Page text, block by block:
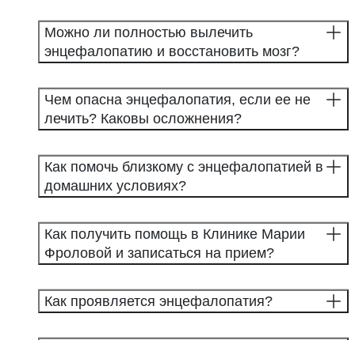
Можно ли полностью вылечить
энцефалопатию и восстановить мозг?
Чем опасна энцефалопатия, если ее не
лечить? Каковы осложнения?
Как помочь близкому с энцефалопатией в
домашних условиях?
Как получить помощь в Клинике Марии
Фроловой и записаться на прием?
Как проявляется энцефалопатия?